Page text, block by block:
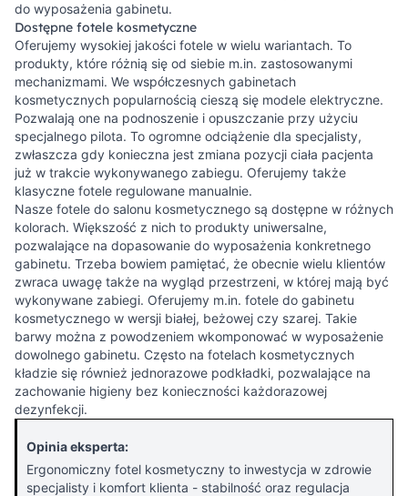
do wyposażenia gabinetu.
Dostępne fotele kosmetyczne
Oferujemy wysokiej jakości fotele w wielu wariantach. To
produkty, które różnią się od siebie m.in. zastosowanymi
mechanizmami. We współczesnych gabinetach
kosmetycznych popularnością cieszą się modele elektryczne.
Pozwalają one na podnoszenie i opuszczanie przy użyciu
specjalnego pilota. To ogromne odciążenie dla specjalisty,
zwłaszcza gdy konieczna jest zmiana pozycji ciała pacjenta
już w trakcie wykonywanego zabiegu. Oferujemy także
klasyczne fotele regulowane manualnie.
Nasze fotele do salonu kosmetycznego są dostępne w różnych
kolorach. Większość z nich to produkty uniwersalne,
pozwalające na dopasowanie do wyposażenia konkretnego
gabinetu. Trzeba bowiem pamiętać, że obecnie wielu klientów
zwraca uwagę także na wygląd przestrzeni, w której mają być
wykonywane zabiegi. Oferujemy m.in. fotele do gabinetu
kosmetycznego w wersji białej, beżowej czy szarej. Takie
barwy można z powodzeniem wkomponować w wyposażenie
dowolnego gabinetu. Często na fotelach kosmetycznych
kładzie się również jednorazowe podkładki, pozwalające na
zachowanie higieny bez konieczności każdorazowej
dezynfekcji.
Opinia eksperta:
Ergonomiczny fotel kosmetyczny to inwestycja w zdrowie
specjalisty i komfort klienta - stabilność oraz regulacja